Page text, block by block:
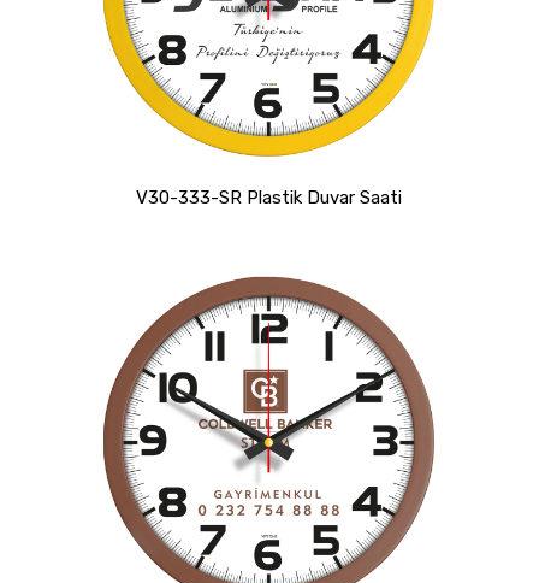
V30-333-SR Plastik Duvar Saati